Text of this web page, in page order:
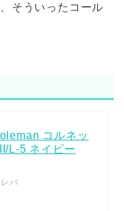
そういったコール
コルネッ
L-5 ネイビー
バ